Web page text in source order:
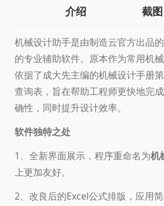
介绍 截图
机械设计助手是由制造云官方出品
的专业辅助软件。原本作为常用机
依据了成大先主编的机械设计手册
查询表，旨在帮助工程师更快地完
确性，同时提升设计效率。
软件独特之处
1、全新界面展示，程序重命名为机
上更加友好。
2、改良后的Excel公式排版，应用简